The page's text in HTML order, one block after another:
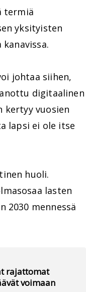
termiä
yksityisten
johtaa siihen,
digitaalinen
kertyy vuosien
lapsi ei ole itse
huoli.
lasten
2030 mennessä
rajattomat
voimaan